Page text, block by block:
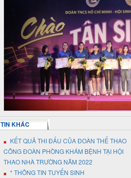
TIN KHÁC
KẾT QUẢ THI ĐẤU CỦA ĐOÀN THỂ THAO
CÔNG ĐOÀN PHÒNG KHÁM BỆNH TẠI HỘI
THAO NHÀ TRƯỜNG NĂM 2022
* THÔNG TIN TUYỂN SINH